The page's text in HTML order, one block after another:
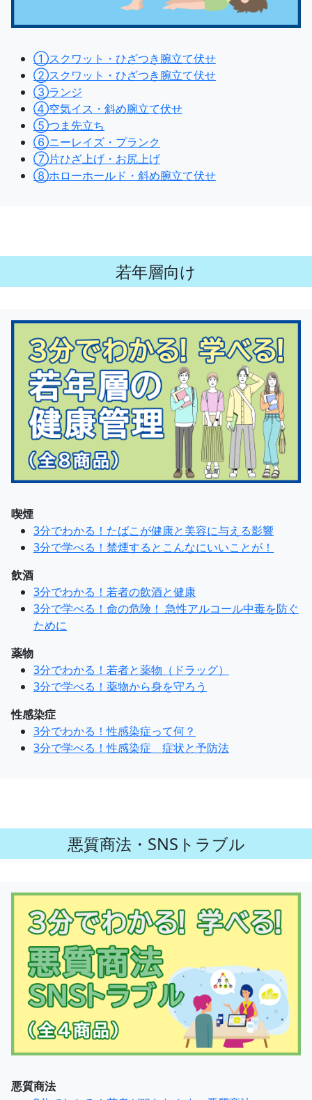
①スクワット・ひざつき腕立て伏せ
②スクワット・ひざつき腕立て伏せ
③ランジ
④空気イス・斜め腕立て伏せ
⑤つま先立ち
⑥ニーレイズ・プランク
⑦片ひざ上げ・お尻上げ
⑧ホローホールド・斜め腕立て伏せ
若年層向け
喫煙
3分でわかる！たばこが健康と美容に与える影響
3分で学べる！禁煙するとこんなにいいことが！
飲酒
3分でわかる！若者の飲酒と健康
3分で学べる！命の危険！ 急性アルコール中毒を防ぐ
ために
薬物
3分でわかる！若者と薬物（ドラッグ）
3分で学べる！薬物から身を守ろう
性感染症
3分でわかる！性感染症って何？
3分で学べる！性感染症 症状と予防法
悪質商法・SNSトラブル
悪質商法